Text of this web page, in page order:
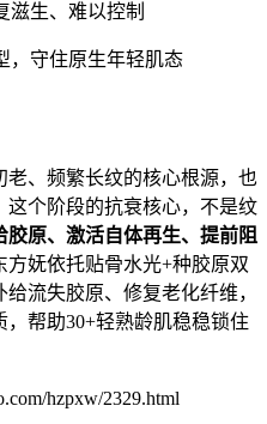
滋生、难以控制
，守住原生年轻肌态
老、频繁长纹的核心根源，也
个阶段的抗衰核心，不是纹
胶原、激活自体再生、提前阻
妩依托贴骨水光+种胶原双
流失胶原、修复老化纤维，
帮助30+轻熟龄肌稳稳锁住
hzpxw/2329.html